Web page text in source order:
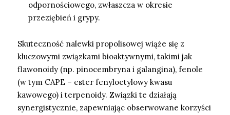
odpornościowego, zwłaszcza w okresie
przeziębień i grypy.
Skuteczność nalewki propolisowej wiąże się z
kluczowymi związkami bioaktywnymi, takimi jak
flawonoidy (np. pinocembryna i galangina), fenole
(w tym CAPE – ester fenyloetylowy kwasu
kawowego) i terpenoidy. Związki te działają
synergistycznie, zapewniając obserwowane korzyści